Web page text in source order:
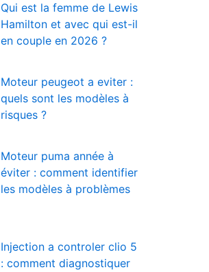
Qui est la femme de Lewis
Hamilton et avec qui est-il
en couple en 2026 ?
Moteur peugeot a eviter :
quels sont les modèles à
risques ?
Moteur puma année à
éviter : comment identifier
les modèles à problèmes
Injection a controler clio 5
: comment diagnostiquer